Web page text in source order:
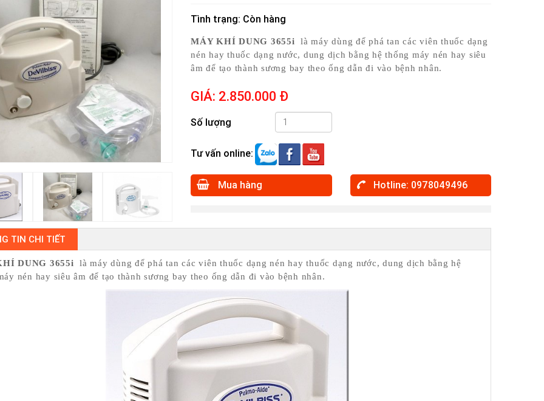
Tình trạng: Còn hàng
MÁY KHÍ DUNG 3655i
là máy dùng để phá tan các viên thuốc dạng
nén hay thuốc dạng nước, dung dịch bằng hệ thống máy nén hay siêu
âm để tạo thành sương bay theo ống dẫn đi vào bệnh nhân.
GIÁ: 2.850.000 Đ
Số lượng
Tư vấn online:
Mua hàng Hotline: 0978049496
TIN CHI TIẾT
DUNG 3655i
là máy dùng để phá tan các viên thuốc dạng nén hay thuốc dạng nước, dung dịch bằng hệ
nén hay siêu âm để tạo thành sương bay theo ống dẫn đi vào bệnh nhân.